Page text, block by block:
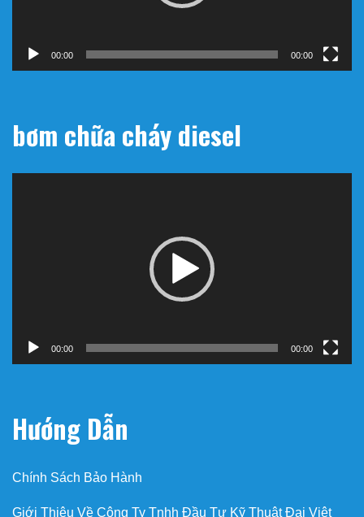
00:00 00:00
bơm chữa cháy diesel
00:00 00:00
Hướng Dẫn
Chính Sách Bảo Hành
Giới Thiệu Về Công Ty Tnhh Đầu Tư Kỹ Thuật Đại Việt